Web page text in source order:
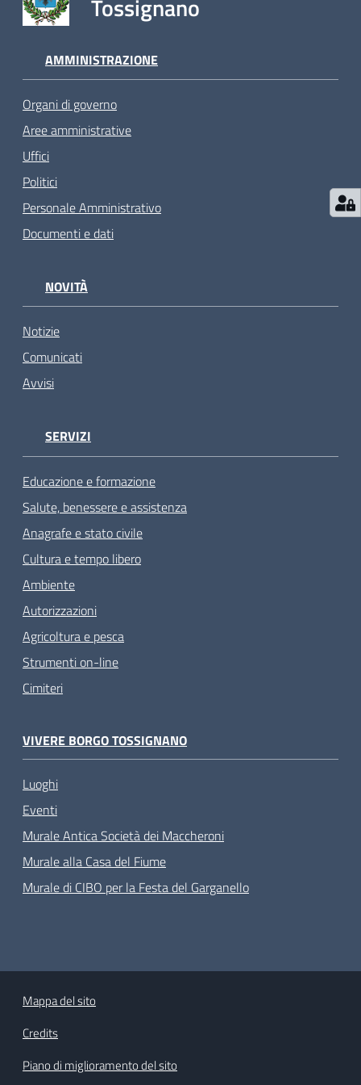
Tossignano
AMMINISTRAZIONE
Organi di governo
Aree amministrative
Uffici
Politici
Personale Amministrativo
Documenti e dati
NOVITÀ
Notizie
Comunicati
Avvisi
SERVIZI
Educazione e formazione
Salute, benessere e assistenza
Anagrafe e stato civile
Cultura e tempo libero
Ambiente
Autorizzazioni
Agricoltura e pesca
Strumenti on-line
Cimiteri
VIVERE BORGO TOSSIGNANO
Luoghi
Eventi
Murale Antica Società dei Maccheroni
Murale alla Casa del Fiume
Murale di CIBO per la Festa del Garganello
Mappa del sito
Credits
Piano di miglioramento del sito